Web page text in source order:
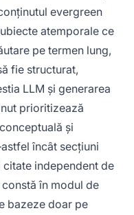
evergreen
atemporale ce
pe termen lung,
fie structurat,
LLM și generarea
prioritizează
și
încât secțiuni
independent de
în modul de
bazeze doar pe